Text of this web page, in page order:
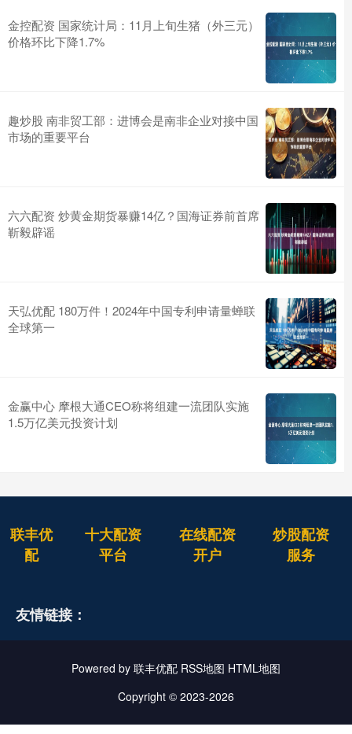
金控配资 国家统计局：11月上旬生猪（外三元）
价格环比下降1.7%
趣炒股 南非贸工部：进博会是南非企业对接中国
市场的重要平台
六六配资 炒黄金期货暴赚14亿？国海证券前首席
靳毅辟谣
天弘优配 180万件！2024年中国专利申请量蝉联
全球第一
金赢中心 摩根大通CEO称将组建一流团队实施
1.5万亿美元投资计划
联丰优
配
十大配资
平台
在线配资
开户
炒股配资
服务
友情链接：
Powered by 联丰优配 RSS地图 HTML地图
Copyright © 2023-2026